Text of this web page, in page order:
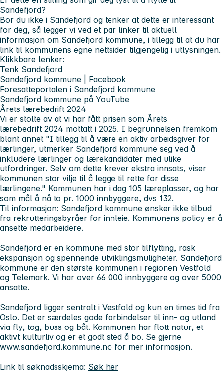
Sandefjord?
Bor du ikke i Sandefjord og tenker at dette er interessant
for deg, så legger vi ved et par linker til aktuell
informasjon om Sandefjord kommune, i tillegg til at du har
link til kommunens egne nettsider tilgjengelig i utlysningen.
Klikkbare lenker:
Tenk Sandefjord
Sandefjord kommune | Facebook
Foresatteportalen i Sandefjord kommune
Sandefjord kommune på YouTube
Årets lærebedrift 2024
Vi er stolte av at vi har fått prisen som Årets
lærebedrift 2024 mottatt i 2025. I begrunnelsen fremkom
blant annet "I tillegg til å være en aktiv arbeidsgiver for
lærlinger, utmerker Sandefjord kommune seg ved å
inkludere lærlinger og lærekandidater med ulike
utfordringer. Selv om dette krever ekstra innsats, viser
kommunen stor vilje til å legge til rette for disse
lærlingene." Kommunen har i dag 105 læreplasser, og har
som mål å nå to pr. 1000 innbyggere, dvs 132.
Til informasjon: Sandefjord kommune ønsker ikke tilbud
fra rekrutteringsbyråer for innleie. Kommunens policy er å
ansette medarbeidere.
Sandefjord er en kommune med stor tilflytting, rask
ekspansjon og spennende utviklingsmuligheter. Sandefjord
kommune er den største kommunen i regionen Vestfold
og Telemark. Vi har over 66 000 innbyggere og over 5000
ansatte.
Sandefjord ligger sentralt i Vestfold og kun en times tid fra
Oslo. Det er særdeles gode forbindelser til inn- og utland
via fly, tog, buss og båt. Kommunen har flott natur, et
aktivt kulturliv og er et godt sted å bo. Se gjerne
www.sandefjord.kommune.no for mer informasjon.
Link til søknadsskjema: Søk her